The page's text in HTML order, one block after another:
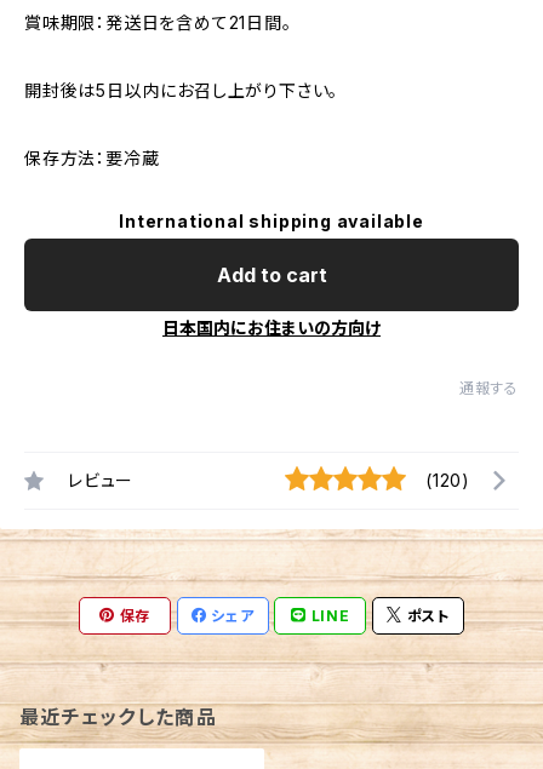
賞味期限：発送日を含めて21日間。
開封後は5日以内にお召し上がり下さい。
保存方法：要冷蔵
International shipping available
Add to cart
日本国内にお住まいの方向け
通報する
レビュー (120)
保存 シェア LINE ポスト
最近チェックした商品